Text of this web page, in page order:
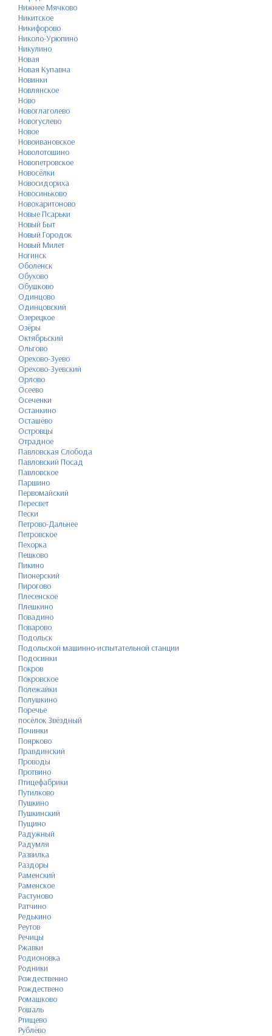
Нижнее Мячково
Никитское
Никифорово
Николо-Урюпино
Никулино
Новая
Новая Купавна
Новинки
Новлянское
Ново
Новоглаголево
Новогуслево
Новое
Новоивановское
Новолотошино
Новопетровское
Новосёлки
Новосидориха
Новосиньково
Новохаритоново
Новые Псарьки
Новый Быт
Новый Городок
Новый Милет
Ногинск
Оболенск
Обухово
Обушково
Одинцово
Одинцовский
Озерецкое
Озёры
Октябрьский
Ольгово
Орехово-Зуево
Орехово-Зуевский
Орлово
Осеево
Осеченки
Останкино
Осташёво
Островцы
Отрадное
Павловская Слобода
Павловский Посад
Павловское
Паршино
Первомайский
Пересвет
Пески
Петрово-Дальнее
Петровское
Пехорка
Пешково
Пикино
Пионерский
Пирогово
Плесенское
Плешкино
Повадино
Поварово
Подольск
Подольской машинно-испытательной станции
Подосинки
Покров
Покровское
Полежайки
Полушкино
Поречье
посёлок Звёздный
Починки
Поярково
Правдинский
Проводы
Протвино
Птицефабрики
Путилково
Пушкино
Пушкинский
Пущино
Радужный
Радумля
Развилка
Раздоры
Раменский
Раменское
Растуново
Ратчино
Редькино
Реутов
Речицы
Ржавки
Родионовка
Родники
Рождественно
Рождествено
Ромашково
Рошаль
Ртищево
Рублёво